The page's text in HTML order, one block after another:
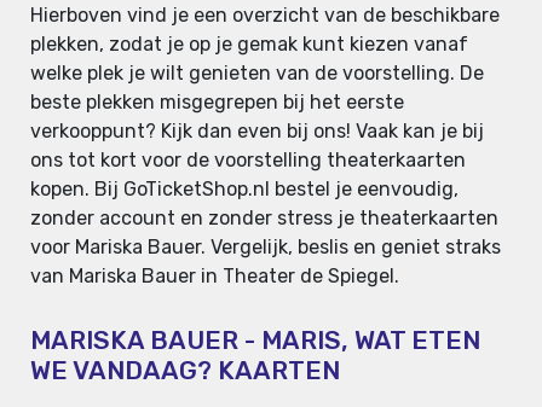
Hierboven vind je een overzicht van de beschikbare
plekken, zodat je op je gemak kunt kiezen vanaf
welke plek je wilt genieten van de voorstelling. De
beste plekken misgegrepen bij het eerste
verkooppunt? Kijk dan even bij ons! Vaak kan je bij
ons tot kort voor de voorstelling theaterkaarten
kopen. Bij GoTicketShop.nl bestel je eenvoudig,
zonder account en zonder stress je theaterkaarten
voor Mariska Bauer. Vergelijk, beslis en geniet straks
van Mariska Bauer in Theater de Spiegel.
MARISKA BAUER - MARIS, WAT ETEN
WE VANDAAG? KAARTEN